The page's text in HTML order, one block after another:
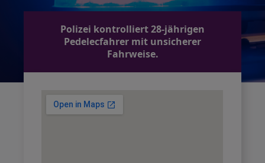
Polizei kontrolliert 28-jährigen
Pedelecfahrer mit unsicherer
Fahrweise.